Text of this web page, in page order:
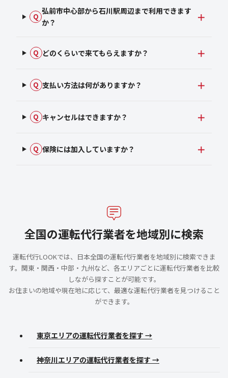
Q
弘前市中心部から石川駅周辺まで利用できます
か？
Q どのくらいで来てもらえますか？
Q 支払い方法は何がありますか？
Q キャンセルはできますか？
Q 保険には加入していますか？
全国の運転代行業者を地域別に検索
運転代行LOOKでは、日本全国の運転代行業者を地域別に検索できま
す。関東・関西・中部・九州など、各エリアごとに運転代行業者を比較
しながら探すことが可能です。
お住まいの地域や現在地に応じて、最適な運転代行業者を見つけること
ができます。
東京エリアの運転代行業者を探す →
神奈川エリアの運転代行業者を探す →